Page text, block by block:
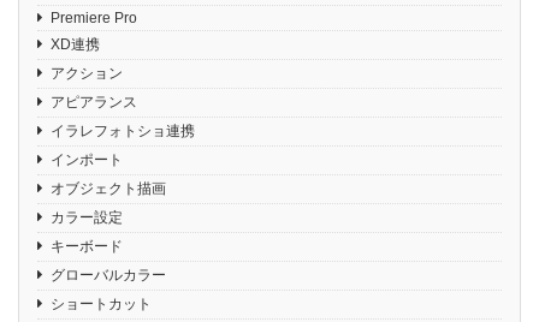
Premiere Pro
XD連携
アクション
アピアランス
イラレフォトショ連携
インポート
オブジェクト描画
カラー設定
キーボード
グローバルカラー
ショートカット